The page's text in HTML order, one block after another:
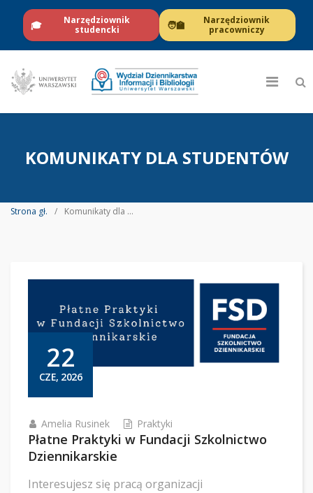
🎓
Narzędziownik
studencki
🧑‍🏫
Narzędziownik
pracowniczy
KOMUNIKATY DLA STUDENTÓW
Strona gł. Komunikaty dla studentów
22
CZE, 2026
Amelia Rusinek Praktyki
Płatne Praktyki w Fundacji Szkolnictwo
Dziennikarskie
Interesujesz się pracą organizacji